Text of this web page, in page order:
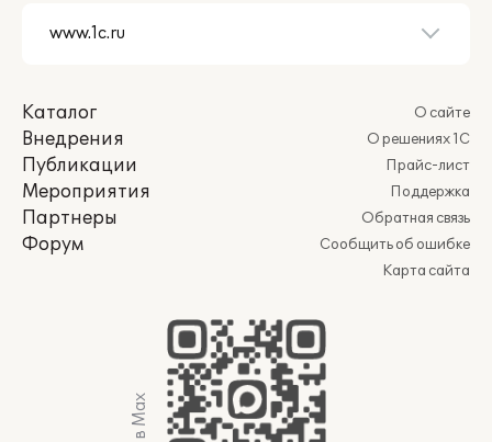
Каталог
Внедрения
Публикации
Мероприятия
Партнеры
Форум
О сайте
О решениях 1С
Прайс-лист
Поддержка
Обратная связь
Сообщить об ошибке
Карта сайта